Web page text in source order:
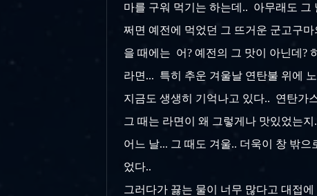
마를 구워 먹기는 하는데.. 아무래도
쩌면 예전에 먹었던 그 뜨거운 군고구
을 때에는 어? 예전의 그 맛이 아닌데?
라면... 특히 추운 겨울날 연탄불 위에
지금도 생생히 기억나고 있다.. 연탄가
그 때는 라면이 왜 그렇게나 맛있었는
어느 날... 그 때도 겨울.. 더욱이 창 밖
었다..
그러다가 끓는 물이 너무 많다고 대접